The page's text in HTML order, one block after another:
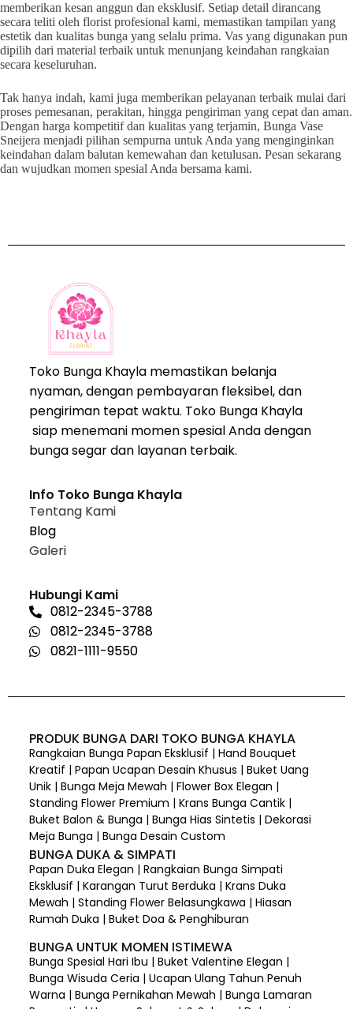
memberikan kesan anggun dan eksklusif. Setiap detail dirancang
secara teliti oleh florist profesional kami, memastikan tampilan yang
estetik dan kualitas bunga yang selalu prima. Vas yang digunakan pun
dipilih dari material terbaik untuk menunjang keindahan rangkaian
secara keseluruhan.
Tak hanya indah, kami juga memberikan pelayanan terbaik mulai dari
proses pemesanan, perakitan, hingga pengiriman yang cepat dan aman.
Dengan harga kompetitif dan kualitas yang terjamin, Bunga Vase
Sneijera menjadi pilihan sempurna untuk Anda yang menginginkan
keindahan dalam balutan kemewahan dan ketulusan. Pesan sekarang
dan wujudkan momen spesial Anda bersama kami.
Toko Bunga Khayla memastikan belanja
nyaman, dengan pembayaran fleksibel, dan
pengiriman tepat waktu. Toko Bunga Khayla
siap menemani momen spesial Anda dengan
bunga segar dan layanan terbaik.
Info Toko Bunga Khayla
Tentang Kami
Blog
Galeri
Hubungi Kami
0812-2345-3788
0812-2345-3788
0821-1111-9550
PRODUK BUNGA DARI TOKO BUNGA KHAYLA
Rangkaian Bunga Papan Eksklusif | Hand Bouquet
Kreatif | Papan Ucapan Desain Khusus | Buket Uang
Unik | Bunga Meja Mewah | Flower Box Elegan |
Standing Flower Premium | Krans Bunga Cantik |
Buket Balon & Bunga | Bunga Hias Sintetis | Dekorasi
Meja Bunga | Bunga Desain Custom
BUNGA DUKA & SIMPATI
Papan Duka Elegan | Rangkaian Bunga Simpati
Eksklusif | Karangan Turut Berduka | Krans Duka
Mewah | Standing Flower Belasungkawa | Hiasan
Rumah Duka | Buket Doa & Penghiburan
BUNGA UNTUK MOMEN ISTIMEWA
Bunga Spesial Hari Ibu | Buket Valentine Elegan |
Bunga Wisuda Ceria | Ucapan Ulang Tahun Penuh
Warna | Bunga Pernikahan Mewah | Bunga Lamaran